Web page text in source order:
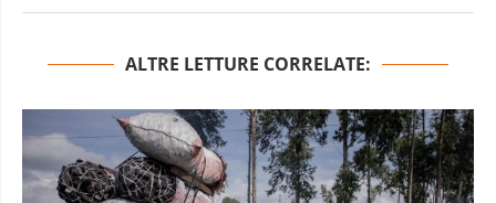
ALTRE LETTURE CORRELATE: